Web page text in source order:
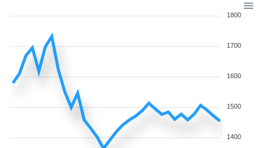
1800
1700
1600
1500
1400